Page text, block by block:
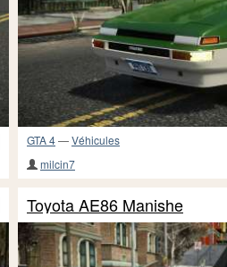
GTA 4—Véhicules
milcin7
Toyota AE86 Manishe